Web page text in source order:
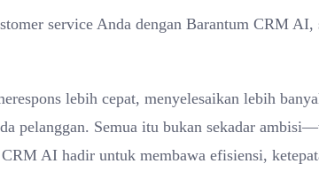
service Anda dengan Barantum CRM AI,
lebih cepat, menyelesaikan lebih
pelanggan. Semua itu bukan sekadar
AI hadir untuk membawa efisiensi,